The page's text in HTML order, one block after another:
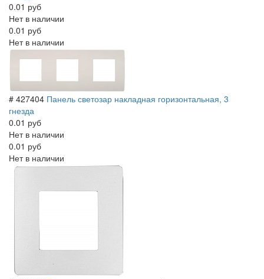
0.01 руб
Нет в наличии
0.01 руб
Нет в наличии
# 427404 Панель светозар накладная горизонтальная, 3
гнезда
0.01 руб
Нет в наличии
0.01 руб
Нет в наличии